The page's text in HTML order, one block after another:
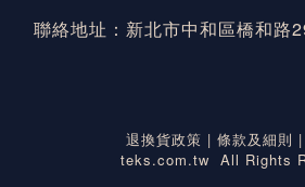
聯絡地址：新北市中和區橋和路
退換貨政策 | 條款及細則
teks.com.tw All Rights